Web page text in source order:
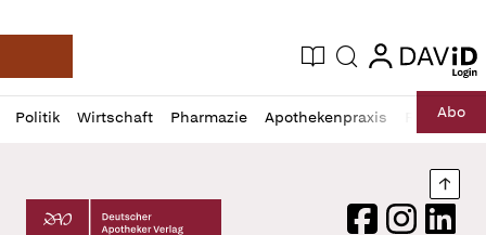
Deutsche Apotheker Zeitung
Aktuelle Ausgabe
Suche login
login
Politik Wirtschaft Pharmazie Apothekenpraxis RechtAbo
Profil
öffnen
Daz
Pur
Deutscher Apotheker Verlag Logo
FacebookInstagram